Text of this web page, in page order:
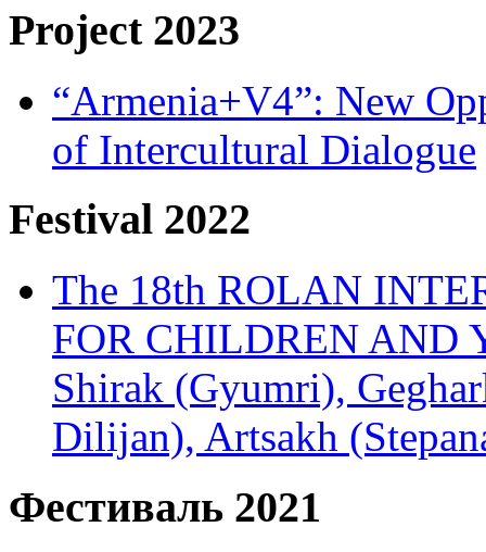
Project 2023
“Armenia+V4”: New
of Intercultural Dialogue
Festival 2022
The 18th ROLAN
FOR CHILDREN AND
Shirak (Gyumri),
Dilijan), Artsakh
Фестиваль 2021